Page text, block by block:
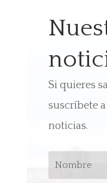
Si quieres
suscríbete
noticias.